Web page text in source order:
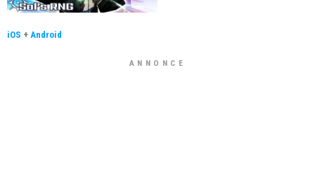
iOS + Android
ANNONCE